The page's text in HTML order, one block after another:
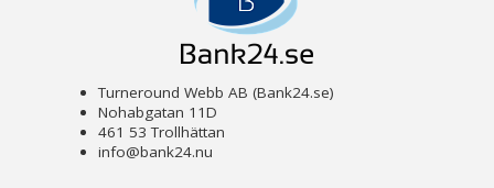
Turneround Webb AB (Bank24.se)
Nohabgatan 11D
461 53 Trollhättan
info@bank24.nu